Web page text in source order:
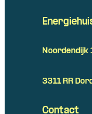
Noordendijk
3311 RR
Contact